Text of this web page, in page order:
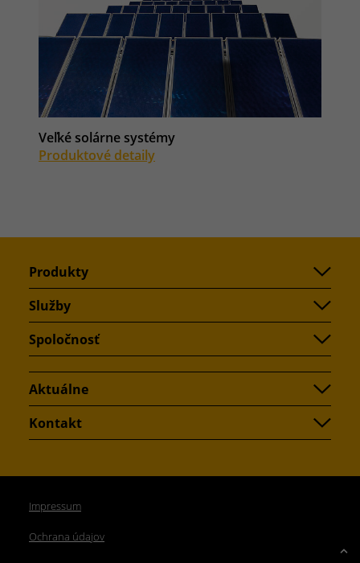
Veľké solárne systémy
Produktové detaily
Produkty
Služby
Spoločnosť
Aktuálne
Kontakt
Impressum
Ochrana údajov
Up